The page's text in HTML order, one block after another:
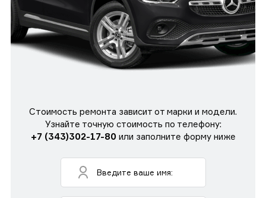
Стоимость ремонта зависит от марки и модели.
Узнайте точную стоимость по телефону:
+7 (343)302-17-80 или заполните форму ниже